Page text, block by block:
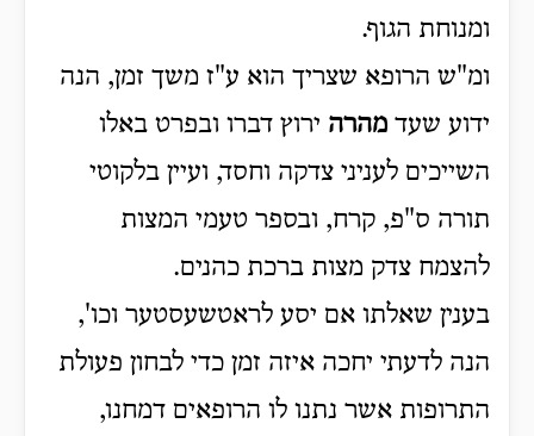
ומנוחת הגוף.
ומ"ש הרופא שצריך הוא ע"ז משך זמן, הנה
ידוע שעד מהרה ירוץ דברו ובפרט באלו
השייכים לעניני צדקה וחסד, ועיין בלקוטי
תורה ס"פ, קרח, ובספר טעמי המצות
להצמח צדק מצות ברכת כהנים.
בענין שאלתו אם יסע לראטשעסטער וכו',
הנה לדעתי יחכה איזה זמן כדי לבחון פעולת
התרופות אשר נתנו לו הרופאים דמחנו,